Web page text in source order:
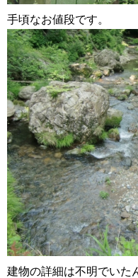
手頃なお値段です。
建物の詳細は不明でいた